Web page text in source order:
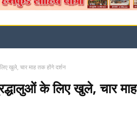
खुले, चार माह तक होंगे दर्शन
के लिए खुले, चार माह